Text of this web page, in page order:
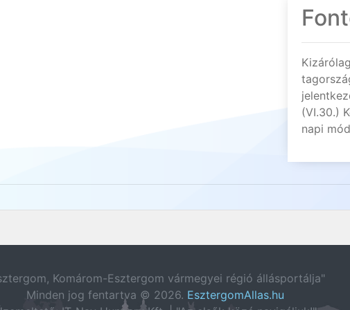
(VI.30.)
napi
Komárom-Esztergom vármegyei régió állásportálja"
Minden jog fentartva © 2026. EsztergomAllas.hu